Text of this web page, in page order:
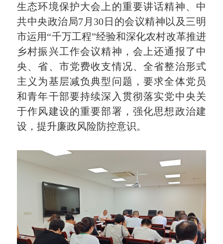
生态环境保护大会上的重要讲话精神、中
共中央政治局7月30日的会议精神以及三明
市运用“千万工程”经验和深化农村改革推进
乡村振兴工作会议精神，会上还通报了中
央、省、市党费收支情况、全省整治形式
主义为基层减负典型问题，要求全体党员
和青年干部要持续深入贯彻落实党中央关
于作风建设的重要部署，强化思想政治建
设，提升廉政风险防控意识。